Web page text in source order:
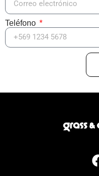
Teléfono